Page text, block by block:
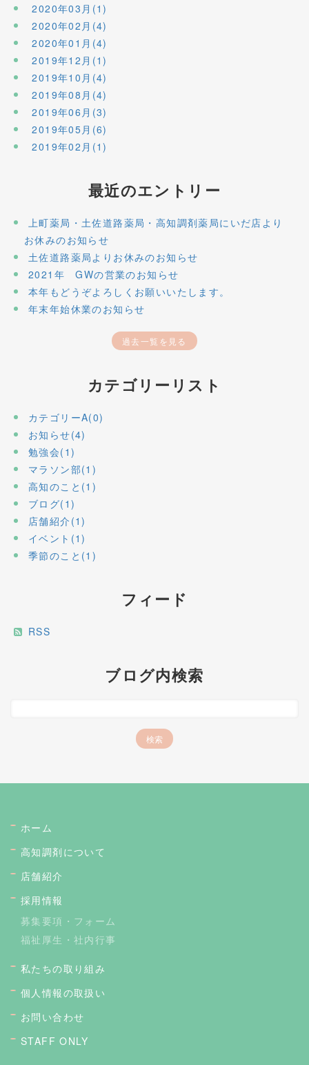
2020年03月(1)
2020年02月(4)
2020年01月(4)
2019年12月(1)
2019年10月(4)
2019年08月(4)
2019年06月(3)
2019年05月(6)
2019年02月(1)
最近のエントリー
上町薬局・土佐道路薬局・高知調剤薬局にいだ店より
お休みのお知らせ
土佐道路薬局よりお休みのお知らせ
2021年 GWの営業のお知らせ
本年もどうぞよろしくお願いいたします。
年末年始休業のお知らせ
過去一覧を見る
カテゴリーリスト
カテゴリーA(0)
お知らせ(4)
勉強会(1)
マラソン部(1)
高知のこと(1)
ブログ(1)
店舗紹介(1)
イベント(1)
季節のこと(1)
フィード
RSS
ブログ内検索
ホーム
高知調剤について
店舗紹介
採用情報
募集要項・フォーム
福祉厚生・社内行事
私たちの取り組み
個人情報の取扱い
お問い合わせ
STAFF ONLY